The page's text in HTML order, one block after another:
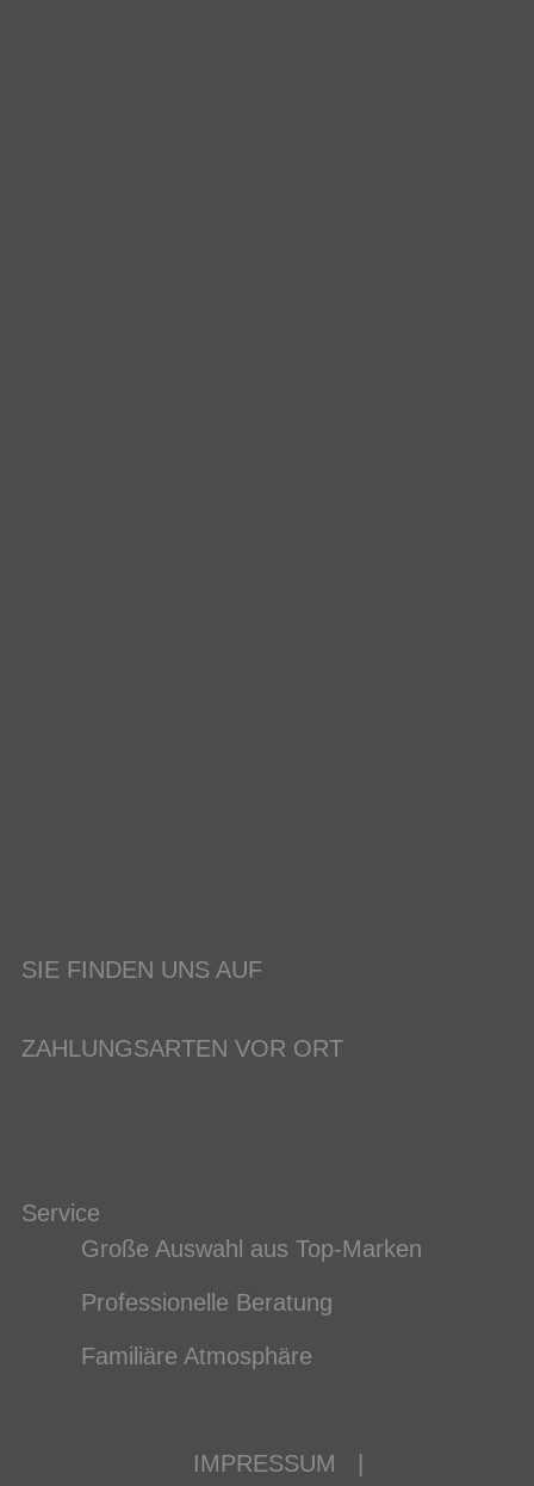
SIE FINDEN UNS AUF
ZAHLUNGSARTEN VOR ORT
Service
Große Auswahl aus Top-Marken
Professionelle Beratung
Familiäre Atmosphäre
IMPRESSUM